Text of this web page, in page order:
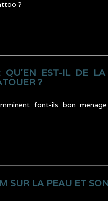
?
EST-IL DE LA
?
font-ils bon
SUR LA PEAU ET